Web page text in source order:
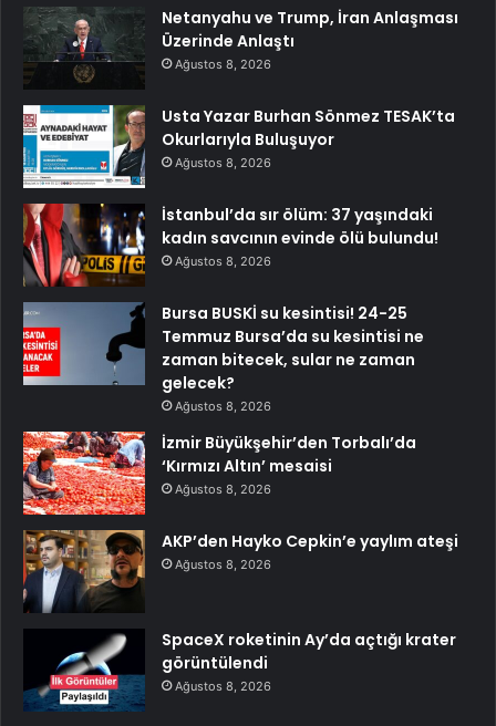
Netanyahu ve Trump, İran Anlaşması
Üzerinde Anlaştı
Ağustos 8, 2026
Usta Yazar Burhan Sönmez TESAK’ta
Okurlarıyla Buluşuyor
Ağustos 8, 2026
İstanbul’da sır ölüm: 37 yaşındaki
kadın savcının evinde ölü bulundu!
Ağustos 8, 2026
Bursa BUSKİ su kesintisi! 24-25
Temmuz Bursa’da su kesintisi ne
zaman bitecek, sular ne zaman
gelecek?
Ağustos 8, 2026
İzmir Büyükşehir’den Torbalı’da
‘Kırmızı Altın’ mesaisi
Ağustos 8, 2026
AKP’den Hayko Cepkin’e yaylım ateşi
Ağustos 8, 2026
SpaceX roketinin Ay’da açtığı krater
görüntülendi
Ağustos 8, 2026